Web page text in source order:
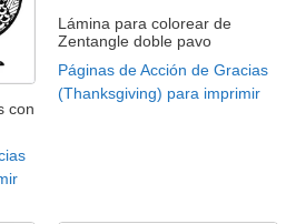
con
Lámina para colorear de
Zentangle doble pavo
Páginas de Acción de Gracias
(Thanksgiving) para imprimir